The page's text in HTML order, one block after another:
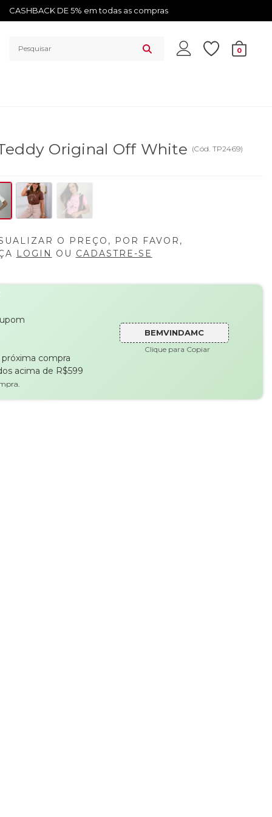
CASHBACK DE 5% em todas as compras
0
Original Off White (Cód. TP2469)
O PREÇO, POR FAVOR,
LOGIN OU CADASTRE-SE
próxima compra
acima de R$599
BEMVINDAMC
Clique para Copiar